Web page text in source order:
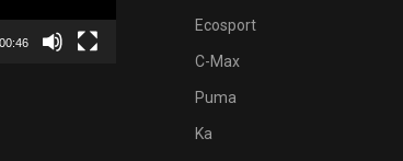
00:46
Ecosport
C-Max
Puma
Ka